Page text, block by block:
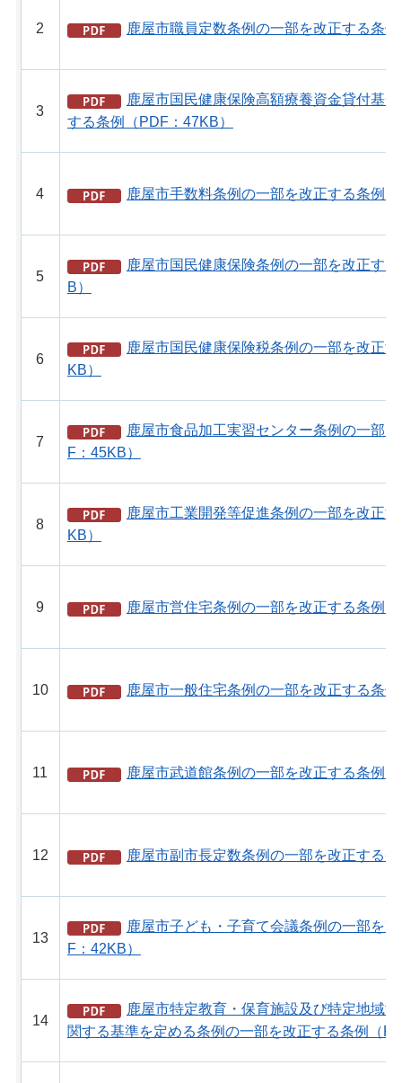
2 鹿屋市職員定数条例の一部を改正する条
3
鹿屋市国民健康保険高額療養資金貸付基
する条例（PDF：47KB）
4 鹿屋市手数料条例の一部を改正する条例
5
鹿屋市国民健康保険条例の一部を改正す
B）
6
鹿屋市国民健康保険税条例の一部を改正
KB）
7
鹿屋市食品加工実習センター条例の一部
F：45KB）
8
鹿屋市工業開発等促進条例の一部を改正
KB）
9 鹿屋市営住宅条例の一部を改正する条例
10 鹿屋市一般住宅条例の一部を改正する条
11 鹿屋市武道館条例の一部を改正する条例
12 鹿屋市副市長定数条例の一部を改正する
13
鹿屋市子ども・子育て会議条例の一部を
F：42KB）
14
鹿屋市特定教育・保育施設及び特定地域
関する基準を定める条例の一部を改正する条例（